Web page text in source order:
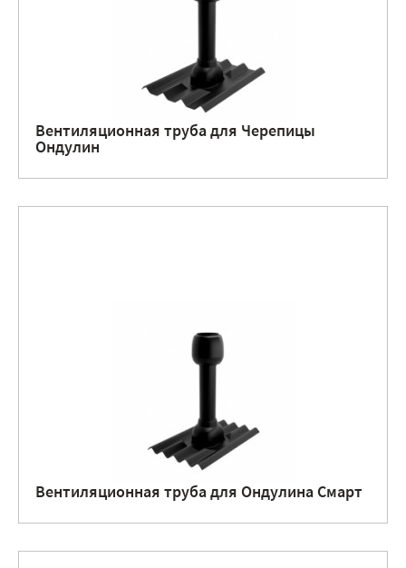
Вентиляционная труба для Черепицы
Ондулин
Вентиляционная труба для Ондулина Смарт